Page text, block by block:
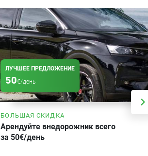
ЛУЧШЕЕ ПРЕДЛОЖЕНИЕ
50€/день
БОЛЬШАЯ СКИДКА
Арендуйте внедорожник всего
за 50€/день